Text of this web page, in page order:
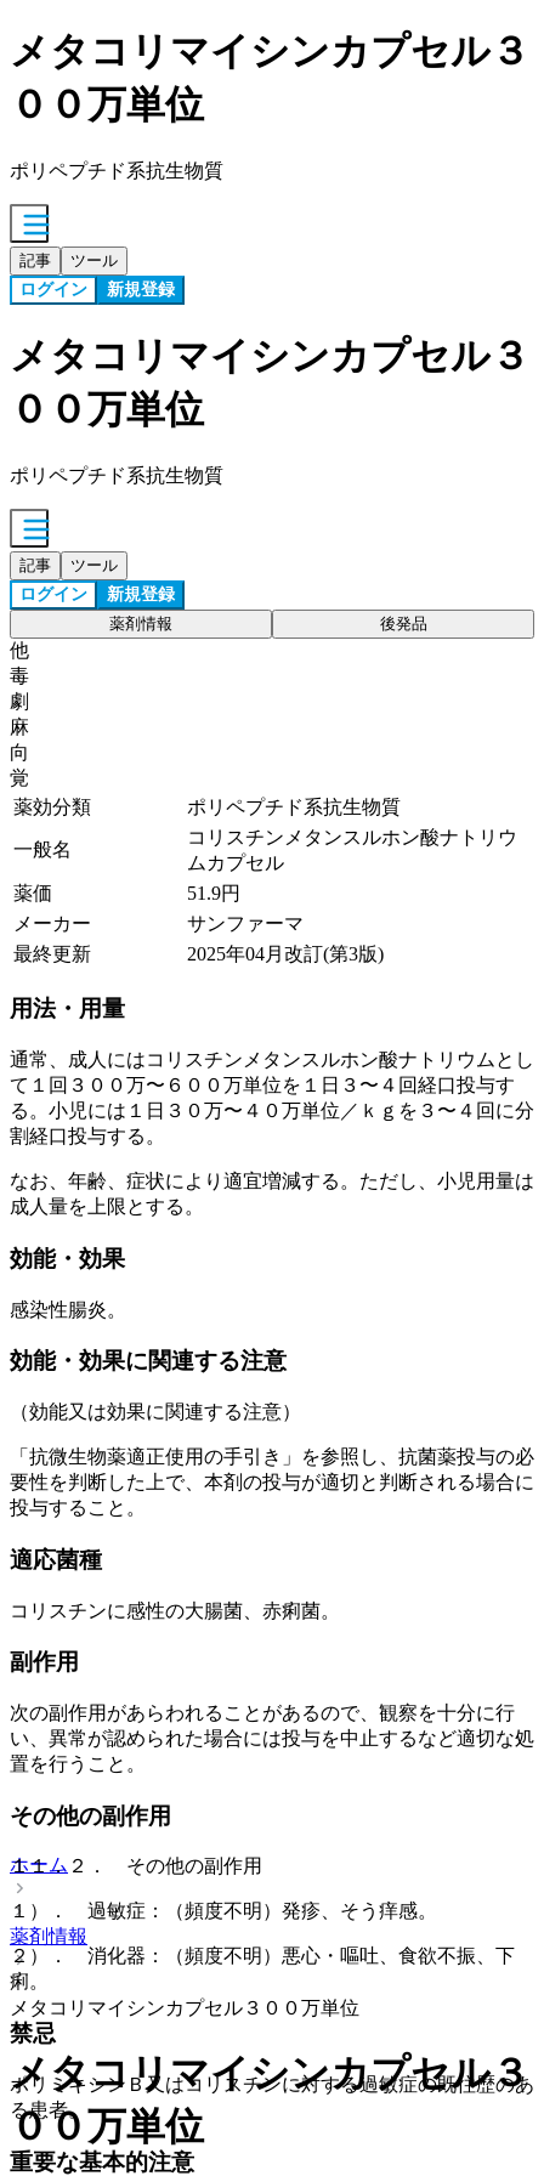
メタコリマイシンカプセル３
００万単位
ポリペプチド系抗生物質
記事 ツール
ログイン 新規登録
メタコリマイシンカプセル３
００万単位
ポリペプチド系抗生物質
記事 ツール
ログイン 新規登録
薬剤情報 後発品
他
毒
劇
麻
向
覚
薬効分類
ポリペプチド系抗生物質
一般名
コリスチンメタンスルホン酸ナトリウ
ムカプセル
薬価
51.9円
メーカー
サンファーマ
最終更新
2025年04月改訂(第3版)
用法・用量
通常、成人にはコリスチンメタンスルホン酸ナトリウムとし
て１回３００万〜６００万単位を１日３〜４回経口投与す
る。小児には１日３０万〜４０万単位／ｋｇを３〜４回に分
割経口投与する。
なお、年齢、症状により適宜増減する。ただし、小児用量は
成人量を上限とする。
効能・効果
感染性腸炎。
効能・効果に関連する注意
（効能又は効果に関連する注意）
「抗微生物薬適正使用の手引き」を参照し、抗菌薬投与の必
要性を判断した上で、本剤の投与が適切と判断される場合に
投与すること。
適応菌種
コリスチンに感性の大腸菌、赤痢菌。
副作用
次の副作用があらわれることがあるので、観察を十分に行
い、異常が認められた場合には投与を中止するなど適切な処
置を行うこと。
その他の副作用
１１．２． その他の副作用
１）． 過敏症：（頻度不明）発疹、そう痒感。
２）． 消化器：（頻度不明）悪心・嘔吐、食欲不振、下
痢。
禁忌
ポリミキシンＢ又はコリスチンに対する過敏症の既往歴のあ
る患者。
重要な基本的注意
ホーム
薬剤情報
メタコリマイシンカプセル３００万単位
メタコリマイシンカプセル３
００万単位